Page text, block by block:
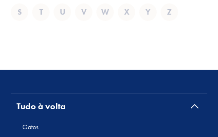
S T U V W X Y Z
Tudo à volta
Gatos